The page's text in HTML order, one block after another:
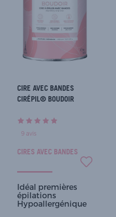
CIRE AVEC BANDES
CIRÉPIL® BOUDOIR
9 avis
CIRES AVEC BANDES
Idéal premières
épilations
Hypoallergénique